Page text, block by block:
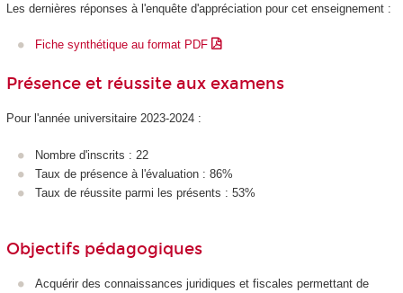
Les dernières réponses à l'enquête d'appréciation pour cet enseignement :
Fiche synthétique au format PDF
Présence et réussite aux examens
Pour l'année universitaire 2023-2024 :
Nombre d'inscrits : 22
Taux de présence à l'évaluation : 86%
Taux de réussite parmi les présents : 53%
Objectifs pédagogiques
Acquérir des connaissances juridiques et fiscales permettant de